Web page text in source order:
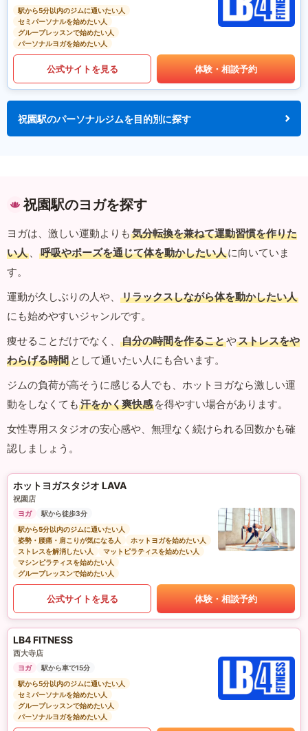
駅から5分以内のジムに通いたい人
セミパーソナルを始めたい人
グループレッスンで始めたい人
パーソナルヨガを始めたい人
公式サイトを見る 体験・相談予約
祝園駅のパーソナルジムを目的別に探す
祝園駅のヨガを探す
ヨガは、激しい運動よりも 気分転換を兼ねて運動習慣を作りた
い人 、 呼吸やポーズを通じて体を動かしたい人に向いていま
す。
運動が久しぶりの人や、
リラックスしながら体を動かしたい人
にも始めやすいジャンルです。
痩せることだけでなく、
自分の時間を作ることやストレスをや
わらげる時間 として通いたい人にも合います。
ジムの負荷が高そうに感じる人でも、ホットヨガなら激しい運
動をしなくても 汗をかく爽快感 を得やすい場合があります。
女性専用スタジオの安心感や、無理なく続けられる回数かも確
認しましょう。
ホットヨガスタジオ LAVA
祝園店
ヨガ
駅から徒歩3分
駅から5分以内のジムに通いたい人
姿勢・腰痛・肩こりが気になる人
ホットヨガを始めたい人
ストレスを解消したい人
マットピラティスを始めたい人
マシンピラティスを始めたい人
グループレッスンで始めたい人
公式サイトを見る 体験・相談予約
LB4 FITNESS
西大寺店
ヨガ
駅から車で15分
駅から5分以内のジムに通いたい人
セミパーソナルを始めたい人
グループレッスンで始めたい人
パーソナルヨガを始めたい人